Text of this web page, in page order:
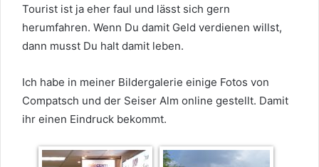
Tourist ist ja eher faul und lässt sich gern
herumfahren. Wenn Du damit Geld verdienen willst,
dann musst Du halt damit leben.
Ich habe in meiner Bildergalerie einige Fotos von
Compatsch und der Seiser Alm online gestellt. Damit
ihr einen Eindruck bekommt.